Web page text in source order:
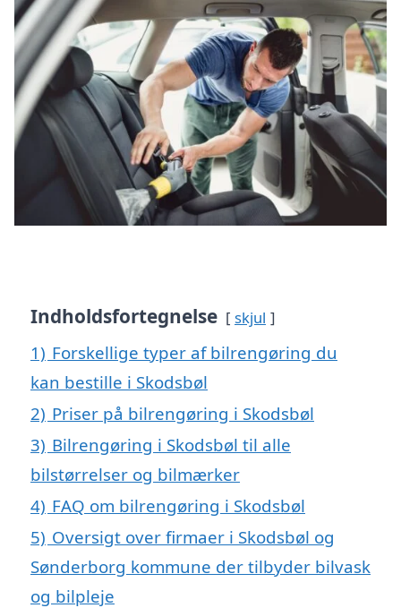
Indholdsfortegnelse skjul
1) Forskellige typer af bilrengøring du
kan bestille i Skodsbøl
2) Priser på bilrengøring i Skodsbøl
3) Bilrengøring i Skodsbøl til alle
bilstørrelser og bilmærker
4) FAQ om bilrengøring i Skodsbøl
5) Oversigt over firmaer i Skodsbøl og
Sønderborg kommune der tilbyder bilvask
og bilpleje